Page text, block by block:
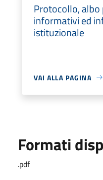
Protocollo,
informativi ed
istituzionale
VAI ALLA PAGINA
Formati
.pdf